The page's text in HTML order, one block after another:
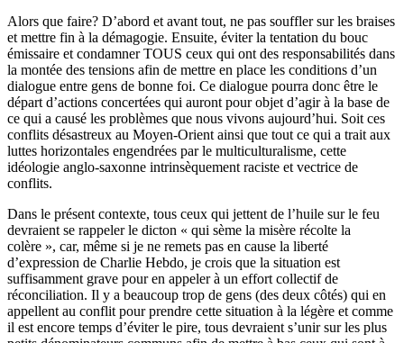
Alors que faire? D’abord et avant tout, ne pas souffler sur les braises
et mettre fin à la démagogie. Ensuite, éviter la tentation du bouc
émissaire et condamner TOUS ceux qui ont des responsabilités dans
la montée des tensions afin de mettre en place les conditions d’un
dialogue entre gens de bonne foi. Ce dialogue pourra donc être le
départ d’actions concertées qui auront pour objet d’agir à la base de
ce qui a causé les problèmes que nous vivons aujourd’hui. Soit ces
conflits désastreux au Moyen-Orient ainsi que tout ce qui a trait aux
luttes horizontales engendrées par le multiculturalisme, cette
idéologie anglo-saxonne intrinsèquement raciste et vectrice de
conflits.
Dans le présent contexte, tous ceux qui jettent de l’huile sur le feu
devraient se rappeler le dicton « qui sème la misère récolte la
colère », car, même si je ne remets pas en cause la liberté
d’expression de Charlie Hebdo, je crois que la situation est
suffisamment grave pour en appeler à un effort collectif de
réconciliation. Il y a beaucoup trop de gens (des deux côtés) qui en
appellent au conflit pour prendre cette situation à la légère et comme
il est encore temps d’éviter le pire, tous devraient s’unir sur les plus